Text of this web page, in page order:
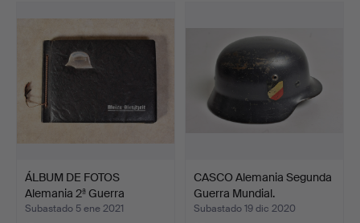
ÁLBUM DE FOTOS
Alemania 2ª Guerra
Mundial.
Subastado 5 ene 2021
CASCO Alemania Segunda
Guerra Mundial.
Subastado 19 dic 2020